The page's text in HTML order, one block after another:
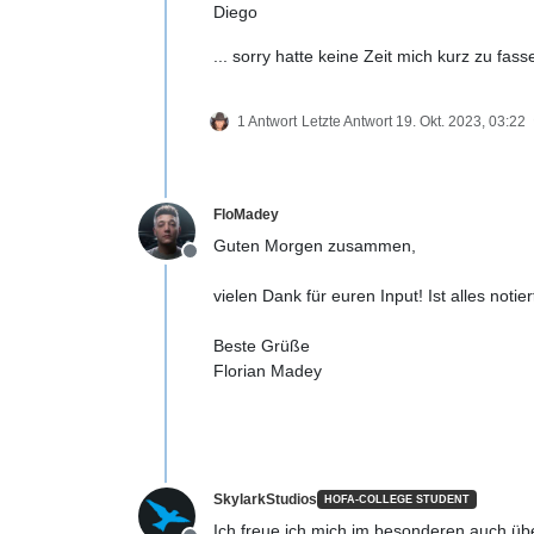
Diego
... sorry hatte keine Zeit mich kurz zu
1 Antwort Letzte Antwort 19. Okt. 2023, 03:22
Offline
FloMadey
Guten Morgen zusammen,
vielen Dank für euren Input! Ist alles
Beste Grüße
Florian Madey
SkylarkStudios HOFA-COLLEGE STUDENT
Ich freue ich mich im besonderen auch